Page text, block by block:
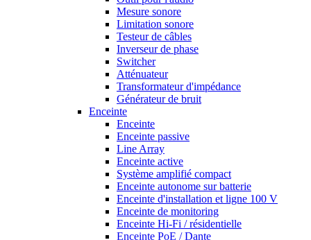
Mesure sonore
Limitation sonore
Testeur de câbles
Inverseur de phase
Switcher
Atténuateur
Transformateur d'impédance
Générateur de bruit
Enceinte
Enceinte
Enceinte passive
Line Array
Enceinte active
Système amplifié compact
Enceinte autonome sur batterie
Enceinte d'installation et ligne 100 V
Enceinte de monitoring
Enceinte Hi-Fi / résidentielle
Enceinte PoE / Dante